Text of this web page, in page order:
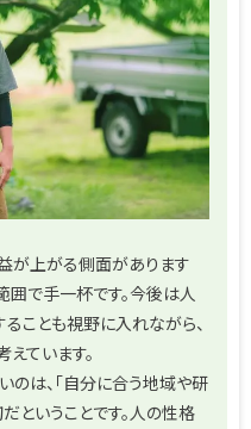
が上がる側面があります
囲で手一杯です。今後は人
ことも視野に入れながら、
ています。
は、「自分に合う地域や研
ということです。人の性格